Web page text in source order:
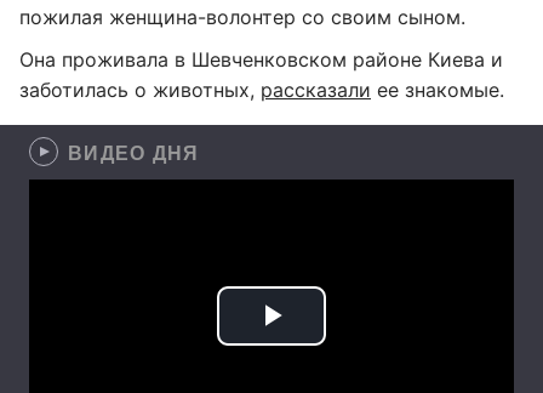
пожилая женщина-волонтер со своим сыном.
Она проживала в Шевченковском районе Киева и
заботилась о животных, рассказали ее знакомые.
ВИДЕО ДНЯ